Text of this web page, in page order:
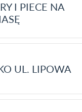
I PIECE NA
UL. LIPOWA